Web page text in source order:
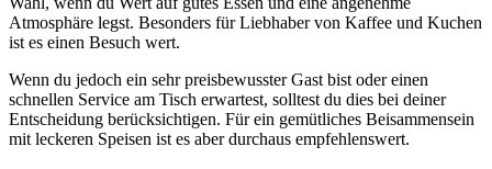
Atmosphäre legst. Besonders für Liebhaber von Kaffee und Kuchen
ist es einen Besuch wert.
Wenn du jedoch ein sehr preisbewusster Gast bist oder einen
schnellen Service am Tisch erwartest, solltest du dies bei deiner
Entscheidung berücksichtigen. Für ein gemütliches Beisammensein
mit leckeren Speisen ist es aber durchaus empfehlenswert.